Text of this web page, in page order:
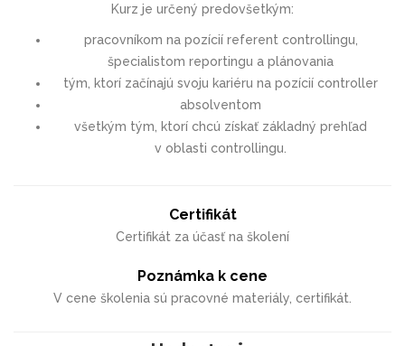
Kurz je určený predovšetkým:
pracovníkom na pozícií referent controllingu,
špecialistom reportingu a plánovania
tým, ktorí začínajú svoju kariéru na pozícií controller
absolventom
všetkým tým, ktorí chcú získať základný prehľad
v oblasti controllingu.
Certifikát
Certifikát za účasť na školení
Poznámka k cene
V cene školenia sú pracovné materiály, certifikát.